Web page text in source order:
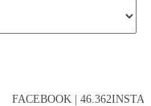
FACEBOOK |